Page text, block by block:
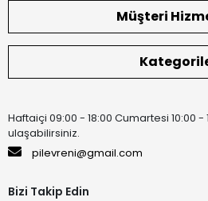
Müşteri
Haftaiçi 09:00 - 18:00 Cumartesi 10:00 -
ulaşabilirsiniz.
pilevreni@gmail.com
Bizi Takip Edin